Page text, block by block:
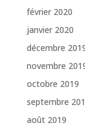
février 2020
janvier 2020
décembre
novembre
octobre 2019
septembre
août 2019